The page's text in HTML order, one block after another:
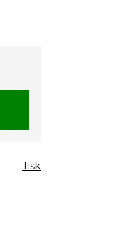
Tisk